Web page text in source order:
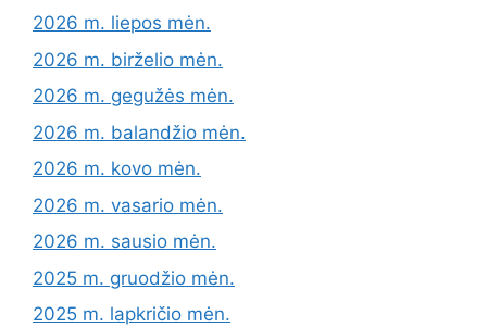
2026 m. liepos mėn.
2026 m. birželio mėn.
2026 m. gegužės mėn.
2026 m. balandžio mėn.
2026 m. kovo mėn.
2026 m. vasario mėn.
2026 m. sausio mėn.
2025 m. gruodžio mėn.
2025 m. lapkričio mėn.